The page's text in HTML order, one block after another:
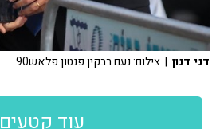
דני דנון | צילום: נעם רבקין פנטון פלאש90
עוד קטעים